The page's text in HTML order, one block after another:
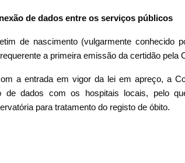
de dados entre os serviços públicos
de nascimento (vulgarmente conhecido
a primeira emissão da certidão pela
a entrada em vigor da lei em apreço, a
de dados com os hospitais locais, pelo
para tratamento do registo de óbito.